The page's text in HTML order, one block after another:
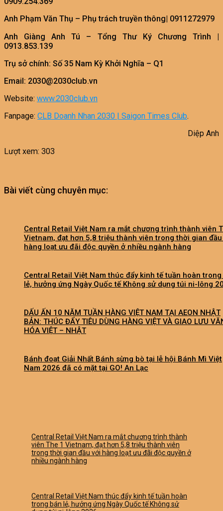
Anh Phạm Văn Thụ – Phụ trách truyền thông| 0911272979
Anh Giàng Anh Tú – Tổng Thư Ký Chương Trình |
0913.853.139
Trụ sở chính: Số 35 Nam Kỳ Khởi Nghĩa – Q1
Email: 2030@2030club.vn
Website: www.2030club.vn
Fanpage: CLB Doanh Nhan 2030 | Saigon Times Club.
Diệp Anh
Lượt xem: 303
Bài viết cùng chuyên mục:
Central Retail Việt Nam ra mắt chương trình thành viên
Vietnam, đạt hơn 5,8 triệu thành viên trong thời gian
hàng loạt ưu đãi độc quyền ở nhiều ngành hàng
Central Retail Việt Nam thúc đẩy kinh tế tuần hoàn
lẻ, hưởng ứng Ngày Quốc tế Không sử dụng túi ni-lông
DẤU ẤN 10 NĂM TUẦN HÀNG VIỆT NAM TẠI AEON NHẬT
BẢN: THÚC ĐẨY TIÊU DÙNG HÀNG VIỆT VÀ GIAO LƯU
HÓA VIỆT – NHẬT
Bánh đoạt Giải Nhất Bánh sừng bò tại lễ hội Bánh Mì Việt
Nam 2026 đã có mặt tại GO! An Lạc
Central Retail Việt Nam ra mắt chương trình thành
viên The 1 Vietnam, đạt hơn 5,8 triệu thành viên
trong thời gian đầu với hàng loạt ưu đãi độc quyền ở
nhiều ngành hàng
Central Retail Việt Nam thúc đẩy kinh tế tuần hoàn
trong bán lẻ, hưởng ứng Ngày Quốc tế Không sử